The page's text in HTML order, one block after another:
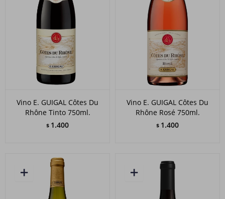
Vino E. GUIGAL Côtes Du
Rhône Tinto 750ml.
$ 1.400
Vino E. GUIGAL Côtes Du
Rhône Rosé 750ml.
$ 1.400